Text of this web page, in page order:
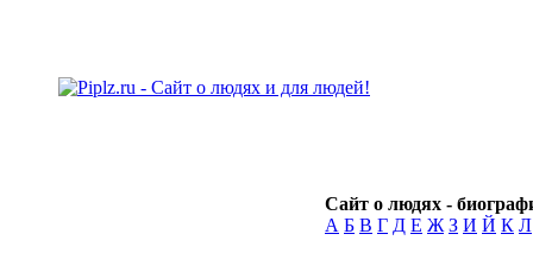
Сайт о людях -
А Б В Г Д Е Ж З И Й К Л